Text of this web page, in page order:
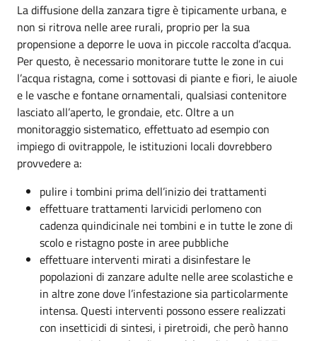
La diffusione della zanzara tigre è tipicamente urbana, e
non si ritrova nelle aree rurali, proprio per la sua
propensione a deporre le uova in piccole raccolta d’acqua.
Per questo, è necessario monitorare tutte le zone in cui
l’acqua ristagna, come i sottovasi di piante e fiori, le aiuole
e le vasche e fontane ornamentali, qualsiasi contenitore
lasciato all’aperto, le grondaie, etc. Oltre a un
monitoraggio sistematico, effettuato ad esempio con
impiego di ovitrappole, le istituzioni locali dovrebbero
provvedere a:
pulire i tombini prima dell’inizio dei trattamenti
effettuare trattamenti larvicidi perlomeno con
cadenza quindicinale nei tombini e in tutte le zone di
scolo e ristagno poste in aree pubbliche
effettuare interventi mirati a disinfestare le
popolazioni di zanzare adulte nelle aree scolastiche e
in altre zone dove l’infestazione sia particolarmente
intensa. Questi interventi possono essere realizzati
con insetticidi di sintesi, i piretroidi, che però hanno